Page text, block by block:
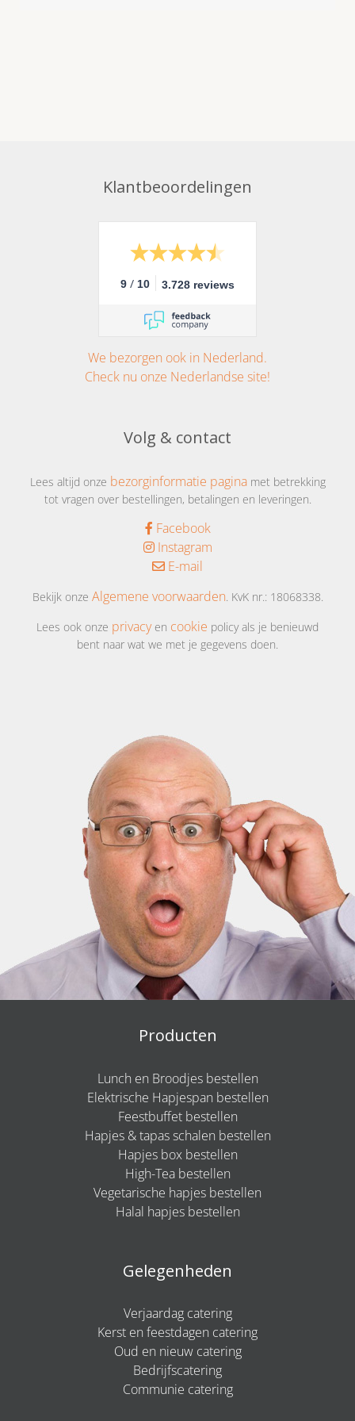
Klantbeoordelingen
9 / 10 3.728 reviews
We bezorgen ook in Nederland.
Check nu onze Nederlandse site!
Volg & contact
Lees altijd onze bezorginformatie paginamet betrekking
tot vragen over bestellingen, betalingen en leveringen.
Facebook
Instagram
E-mail
Bekijk onze Algemene voorwaarden. KvK nr.: 18068338.
Lees ook onze privacyen cookie policy als je benieuwd
bent naar wat we met je gegevens doen.
Producten
Lunch en Broodjes bestellen
Elektrische Hapjespan bestellen
Feestbuffet bestellen
Hapjes & tapas schalen bestellen
Hapjes box bestellen
High-Tea bestellen
Vegetarische hapjes bestellen
Halal hapjes bestellen
Gelegenheden
Verjaardag catering
Kerst en feestdagen catering
Oud en nieuw catering
Bedrijfscatering
Communie catering